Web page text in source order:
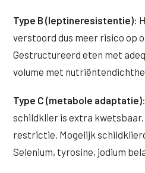
Type B (leptineresistentie):
verstoord dus meer risico op
Gestructureerd eten met
volume met
Type C (metabole adaptatie)
schildklier is extra
restrictie. Mogelijk
Selenium, tyrosine, jodium